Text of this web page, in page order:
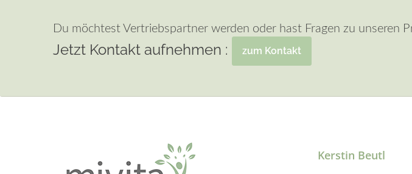
Du möchtest Vertriebspartner werden oder hast Fragen zu unseren
Jetzt Kontakt aufnehmen : zum Kontakt
Kerstin Beutl